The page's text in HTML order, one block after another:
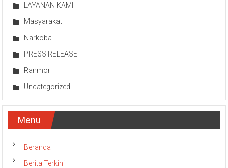
LAYANAN KAMI
Masyarakat
Narkoba
PRESS RELEASE
Ranmor
Uncategorized
Menu
Beranda
Berita Terkini